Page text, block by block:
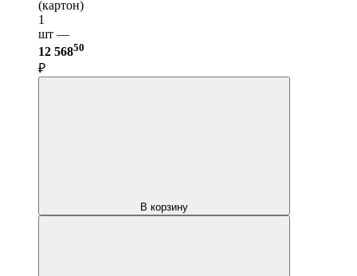
(картон)
1
шт —
12 56850
₽
В корзину